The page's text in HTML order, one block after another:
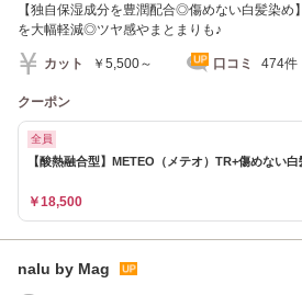
【独自保湿成分を豊潤配合◎傷めない白髪染め
を大幅軽減◎ツヤ感やまとまりも♪
カット ￥5,500～ 口コミ 474件
クーポン
全員
【酸熱融合型】METEO（メテオ）TR+傷めない白
￥18,500
nalu by Mag